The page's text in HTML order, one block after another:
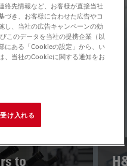
to
絡先情報など、お客様が直接当社
づき、お客様に合わせた広告やコ
し、当社の広告キャンペーンの効
このデータを当社の提携企業（以
にある「Cookieの設定」から、い
、当社のCookieに関する通知をお
け入れる